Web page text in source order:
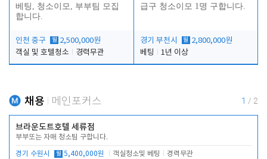
베팅, 청소이모, 부부팀 모집
합니다.
인천 중구 월 2,500,000원
객실 및 호텔청소
경력무관
급구 청소이모 1명 구합니다.
경기 부천시 월 2,800,000원
베팅
1년 이상
채용 메인포커스 1 / 2
브라운도트호텔 세류점
부부또는 자매 청소팀 구합니다.
경기 수원시 월 5,400,000원 객실청소및 베팅 경력무관